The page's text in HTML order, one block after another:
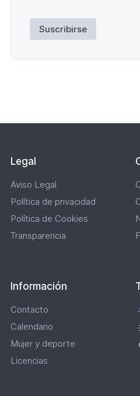
Suscribirse
Legal
Aviso Legal
Política de privacidad
Política de Cookies
Transparencia
Información
Contacto
Calendario
Mujer y deporte
Licencias